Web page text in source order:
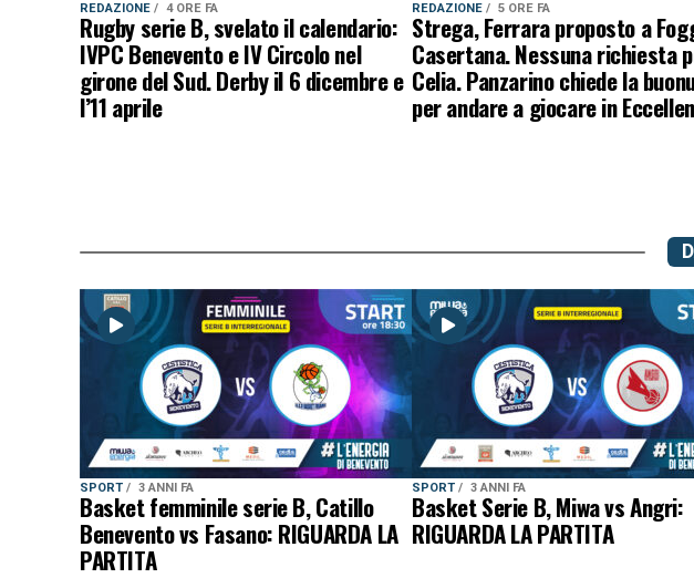
REDAZIONE 4 ORE FA
Rugby serie B, svelato il calendario:
IVPC Benevento e IV Circolo nel
girone del Sud. Derby il 6 dicembre e
l’11 aprile
REDAZIONE 5 ORE FA
Strega, Ferrara proposto a
Casertana. Nessuna richiesta
Celia. Panzarino chiede la
per andare a giocare in
SPORT 3 ANNI FA
Basket femminile serie B, Catillo
Benevento vs Fasano: RIGUARDA LA
PARTITA
SPORT 3 ANNI FA
Basket Serie B, Miwa vs Angri:
RIGUARDA LA PARTITA